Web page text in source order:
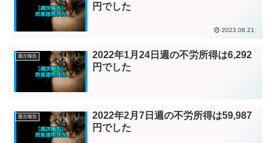
円でした
2023.08.21
週次報告
2022年1月24日週の不労所得は6,292
円でした
週次報告
2022年2月7日週の不労所得は59,987
円でした